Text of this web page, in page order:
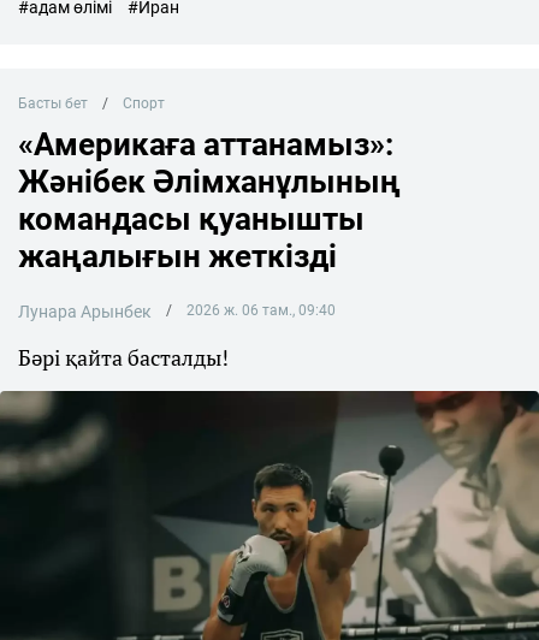
#адам өлімі #Иран
Басты бет Спорт
«Америкаға аттанамыз»:
Жәнібек Әлімханұлының
командасы қуанышты
жаңалығын жеткізді
Лунара Арынбек 2026 ж. 06 там., 09:40
Бәрі қайта басталды!